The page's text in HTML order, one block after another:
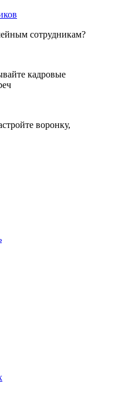
сотрудникам?
кадровые
воронку,